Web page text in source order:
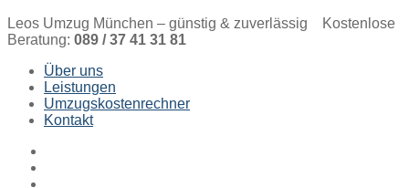
Leos Umzug München – günstig & zuverlässig Kostenlose
Beratung: 089 / 37 41 31 81
Über uns
Leistungen
Umzugskostenrechner
Kontakt